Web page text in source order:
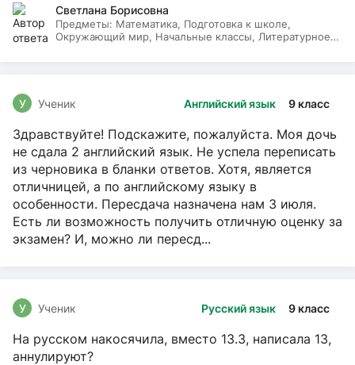
Светлана Борисовна
Предметы: Математика, Подготовка к школе,
Окружающий мир, Начальные классы, Литературное
Английский язык 9 класс
У Ученик
Здравствуйте! Подскажите, пожалуйста. Моя дочь
не сдала 2 английский язык. Не успела переписать
из черновика в бланки ответов. Хотя, является
отличницей, а по английскому языку в
особенности. Пересдача назначена нам 3 июля.
Есть ли возможность получить отличную оценку за
экзамен? И, можно ли пересд...
Русский язык 9 класс
У Ученик
На русском накосячила, вместо 13.3, написала 13,
аннулируют?